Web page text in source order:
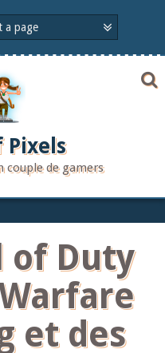
Pixels
couple de gamers
of Duty
et des